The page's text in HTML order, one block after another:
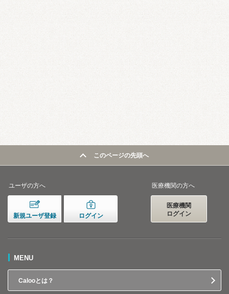
このページの先頭へ
ユーザの方へ
新規ユーザ登録 ログイン
医療機関の方へ
医療機関
ログイン
MENU
Calooとは？